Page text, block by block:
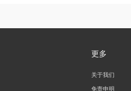
更多
关于我们
免责申明